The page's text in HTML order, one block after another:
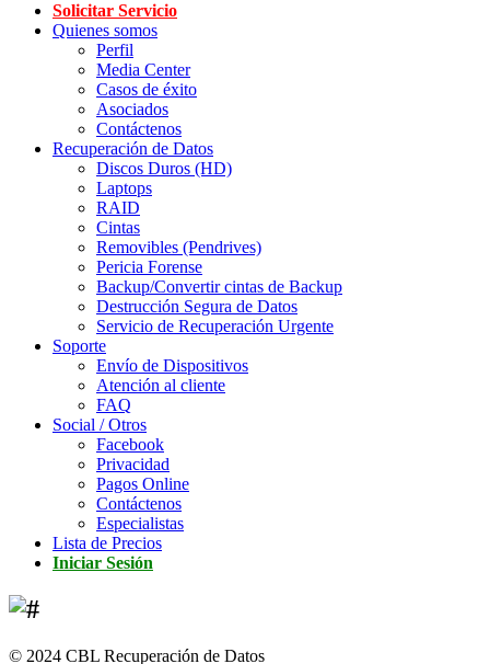
Solicitar Servicio
Quienes somos
Perfil
Media Center
Casos de éxito
Asociados
Contáctenos
Recuperación de Datos
Discos Duros (HD)
Laptops
RAID
Cintas
Removibles (Pendrives)
Pericia Forense
Backup/Convertir cintas de Backup
Destrucción Segura de Datos
Servicio de Recuperación Urgente
Soporte
Envío de Dispositivos
Atención al cliente
FAQ
Social / Otros
Facebook
Privacidad
Pagos Online
Contáctenos
Especialistas
Lista de Precios
Iniciar Sesión
© 2024 CBL Recuperación de Datos